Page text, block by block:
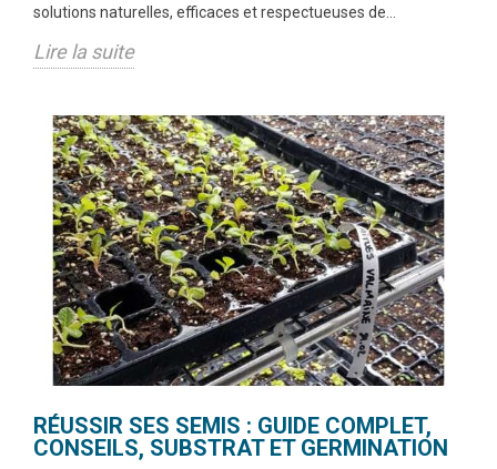
solutions naturelles, efficaces et respectueuses de...
Lire la suite
RÉUSSIR SES SEMIS : GUIDE COMPLET,
CONSEILS, SUBSTRAT ET GERMINATION